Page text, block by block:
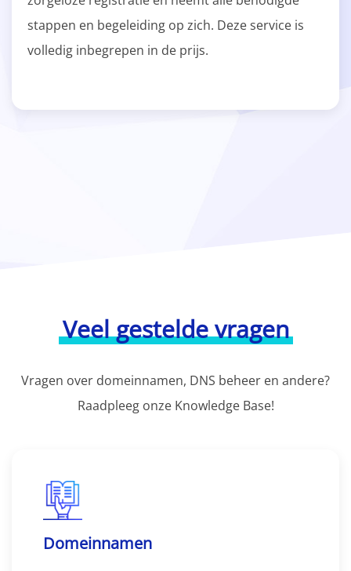
stappen en begeleiding op zich. Deze service is
volledig inbegrepen in de prijs.
Veel gestelde vragen
Vragen over domeinnamen, DNS beheer en andere?
Raadpleeg onze Knowledge Base!
Domeinnamen